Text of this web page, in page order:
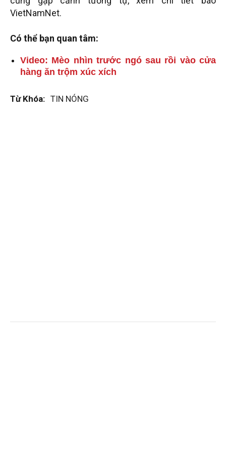
VietNamNet.
Có thể bạn quan tâm:
Video: Mèo nhìn trước ngó sau rồi vào cửa
hàng ăn trộm xúc xích
Từ Khóa: TIN NÓNG